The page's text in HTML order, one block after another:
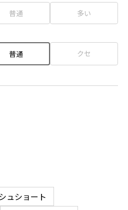
普通 多い
普通 クセ
ュショート